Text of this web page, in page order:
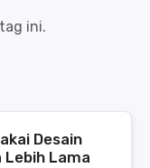
ini.
Desain
Lama